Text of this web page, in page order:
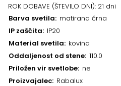
ROK DOBAVE (ŠTEVILO DNI): 21 dni
Barva svetila matirana črna
IP zaščita IP20
Material svetila kovina
Oddaljenost od stene 110.0
Priložen vir svetlobe ne
Proizvajalec Rabalux